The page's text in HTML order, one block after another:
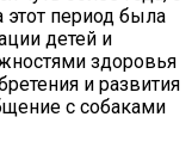
этот период была
детей и
здоровья
и развития
с собаками